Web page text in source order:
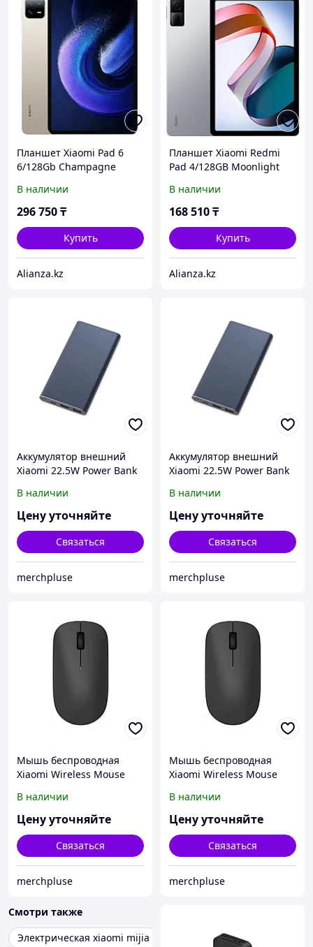
Планшет Xiaomi Pad 6
6/128Gb Champagne
В наличии
296 750₸
Купить
Alianza.kz
Планшет Xiaomi Redmi
Pad 4/128GB Moonlight
В наличии
168 510₸
Купить
Alianza.kz
Аккумулятор внешний
Xiaomi 22.5W Power Bank
В наличии
Цену уточняйте
Связаться
merchpluse
Аккумулятор внешний
Xiaomi 22.5W Power Bank
В наличии
Цену уточняйте
Связаться
merchpluse
Мышь беспроводная
Xiaomi Wireless Mouse
(BHR6099GL)
В наличии
Цену уточняйте
Связаться
merchpluse
Мышь беспроводная
Xiaomi Wireless Mouse
(BHR6099GL) (P)
В наличии
Цену уточняйте
Связаться
merchpluse
Смотри также
Электрическая xiaomi mijia